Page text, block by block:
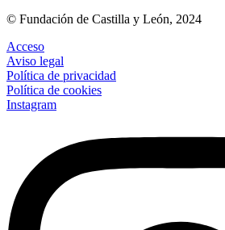
© Fundación de Castilla y León, 2024
Acceso
Aviso legal
Política de privacidad
Política de cookies
Instagram